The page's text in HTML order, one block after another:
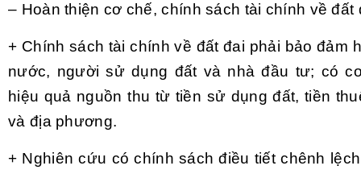
– Hoàn thiện cơ chế, chính sách tài chính về đất
+ Chính sách tài chính về đất đai phải bảo đảm
nước, người sử dụng đất và nhà đầu tư; có
hiệu quả nguồn thu từ tiền sử dụng đất, tiền
và địa phương.
+ Nghiên cứu có chính sách điều tiết chênh